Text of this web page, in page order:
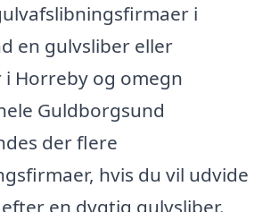
i
en gulvsliber eller
Horreby og omegn
Guldborgsund
der flere
hvis du vil udvide